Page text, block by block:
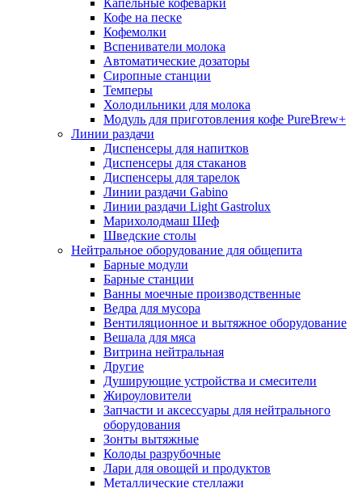
Капельные кофеварки
Кофе на песке
Кофемолки
Вспениватели молока
Автоматические дозаторы
Сиропные станции
Темперы
Холодильники для молока
Модуль для приготовления кофе PureBrew+
Линии раздачи
Диспенсеры для напитков
Диспенсеры для стаканов
Диспенсеры для тарелок
Линии раздачи Gabino
Линии раздачи Light Gastrolux
Марихолодмаш Шеф
Шведские столы
Нейтральное оборудование для общепита
Барные модули
Барные станции
Ванны моечные производственные
Ведра для мусора
Вентиляционное и вытяжное оборудование
Вешала для мяса
Витрина нейтральная
Другие
Душирующие устройства и смесители
Жироуловители
Запчасти и аксессуары для нейтрального
оборудования
Зонты вытяжные
Колоды разрубочные
Лари для овощей и продуктов
Металлические стеллажи